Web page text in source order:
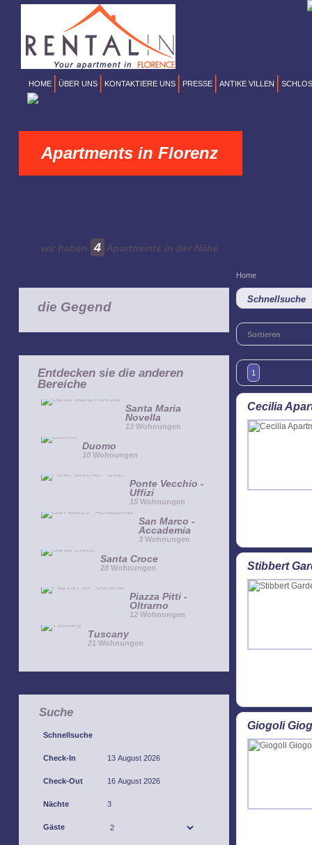
HOME ÜBER UNS KONTAKTIERE UNS PRESSE ANTIKE VILLEN
Apartments in Florenz
wir haben 4 Apartments in der Nähe
die Gegend
Entdecken sie die anderen
Bereiche
Santa Maria
Novella
13 Wohnungen
Duomo
10 Wohnungen
Ponte Vecchio -
Uffizi
15 Wohnungen
San Marco -
Accademia
3 Wohnungen
Santa Croce
28 Wohnungen
Piazza Pitti -
Oltrarno
12 Wohnungen
Tuscany
21 Wohnungen
Suche
Schnellsuche
Check-In
Check-Out
Nächte
Gäste
Home
Schnellsuche
Sortieren
1
Cecilia
Stibbert
Giogoli